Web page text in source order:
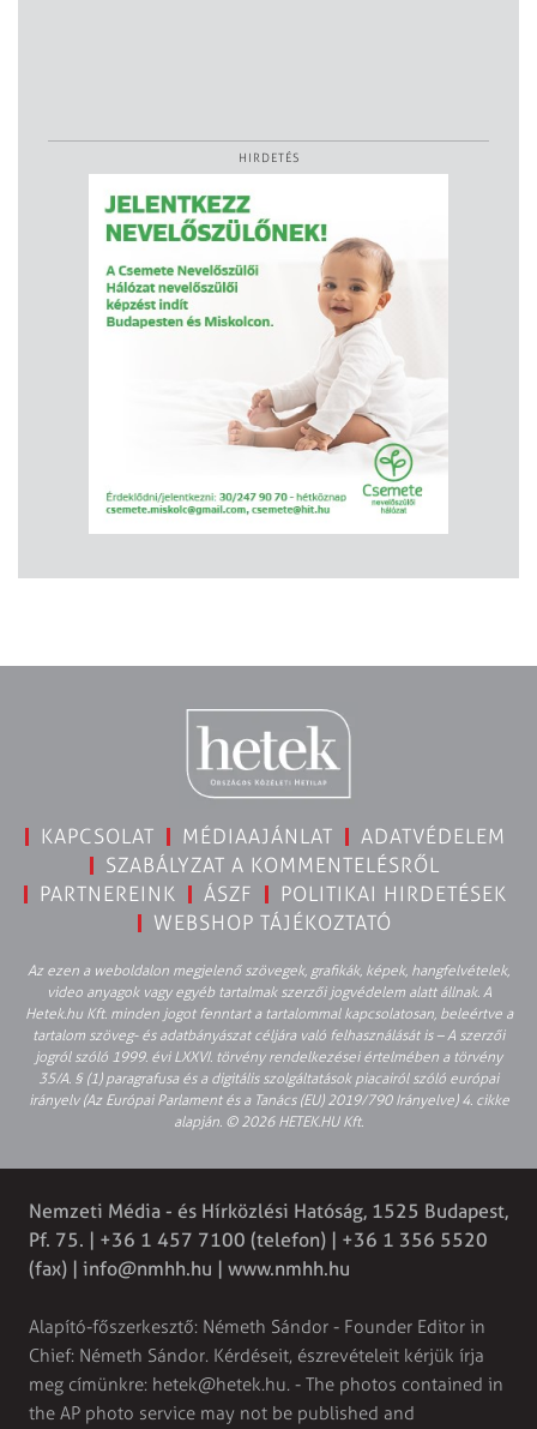
HIRDETÉS
KAPCSOLAT MÉDIAAJÁNLAT
ADATVÉDELEM
SZABÁLYZAT A KOMMENTELÉSRŐL
PARTNEREINK
ÁSZF
POLITIKAI HIRDETÉSEK
WEBSHOP TÁJÉKOZTATÓ
Az ezen a weboldalon megjelenő szövegek, grafikák, képek, hangfelvételek,
video anyagok vagy egyéb tartalmak szerzői jogvédelem alatt állnak. A
Hetek.hu Kft. minden jogot fenntart a tartalommal kapcsolatosan, beleértve a
tartalom szöveg- és adatbányászat céljára való felhasználását is – A szerzői
jogról szóló 1999. évi LXXVI. törvény rendelkezései értelmében a törvény
35/A. § (1) paragrafusa és a digitális szolgáltatások piacairól szóló európai
irányelv (Az Európai Parlament és a Tanács (EU) 2019/790 Irányelve) 4. cikke
alapján. © 2026 HETEK.HU Kft.
Nemzeti Média - és Hírközlési Hatóság, 1525 Budapest,
Pf. 75. | +36 1 457 7100 (telefon) | +36 1 356 5520
(fax) | info@nmhh.hu | www.nmhh.hu
Alapító-főszerkesztő: Németh Sándor - Founder Editor in
Chief: Németh Sándor. Kérdéseit, észrevételeit kérjük írja
meg címünkre: hetek@hetek.hu. - The photos contained in
the AP photo service may not be published and